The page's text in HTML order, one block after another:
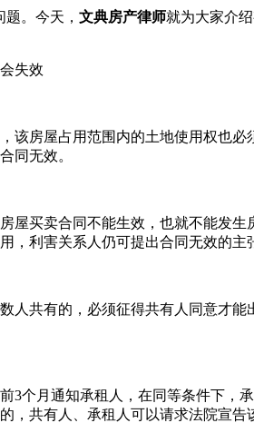
。今天， 文典房产律师就为大家介
房屋占用范围内的土地使用权也必
同无效。
屋买卖合同不能生效，也就不能发
，利害关系人仍可提出合同无效的主
共有的，必须征得共有人同意才能
个月通知承租人，在同等条件下，
共有人、承租人可以请求法院宣告